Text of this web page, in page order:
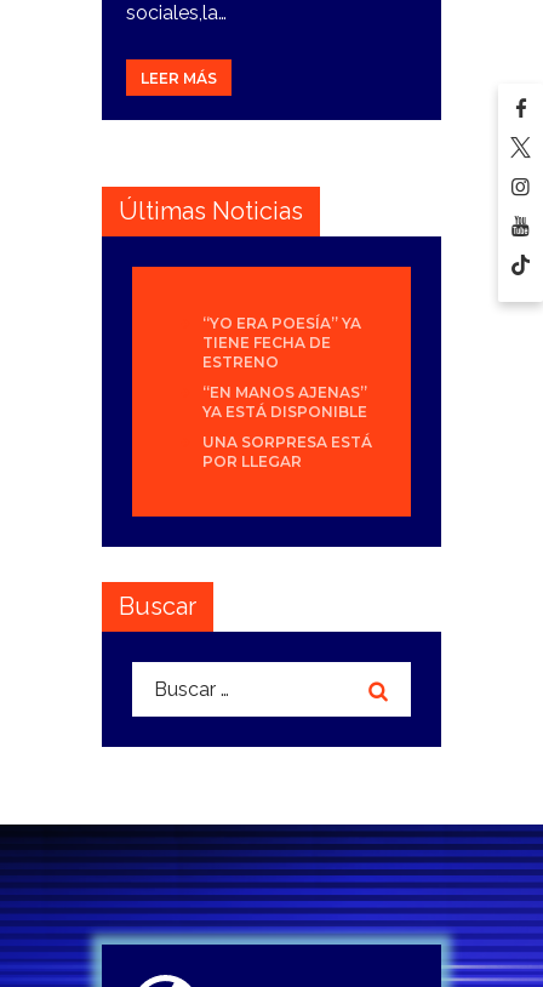
sociales,la…
LEER MÁS
Últimas Noticias
“YO ERA POESÍA” YA
TIENE FECHA DE
ESTRENO
“EN MANOS AJENAS”
YA ESTÁ DISPONIBLE
UNA SORPRESA ESTÁ
POR LLEGAR
Buscar
Buscar: